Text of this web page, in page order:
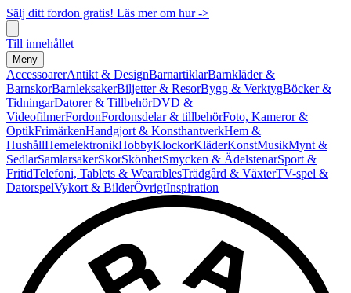
Sälj ditt fordon gratis! Läs mer om hur ->
Till innehållet
Meny
AccessoarerAntikt & DesignBarnartiklarBarnkläder &
BarnskorBarnleksakerBiljetter & ResorBygg & VerktygBöcker &
TidningarDatorer & TillbehörDVD &
VideofilmerFordonFordonsdelar & tillbehörFoto, Kameror &
OptikFrimärkenHandgjort & KonsthantverkHem &
HushållHemelektronikHobbyKlockorKläderKonstMusikMynt &
SedlarSamlarsakerSkorSkönhetSmycken & ÄdelstenarSport &
FritidTelefoni, Tablets & WearablesTrädgård & VäxterTV-spel &
DatorspelVykort & BilderÖvrigtInspiration